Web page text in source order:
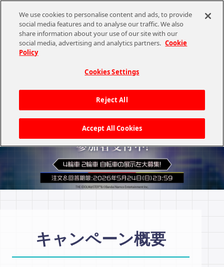
STORE マイページ
STAGE マイページ
STORE ゲーム STEAM®コードDL
CHANNEL STORE EVENT
グッズ
電子書籍
ASOBI TICKET ASOBI STAGE
キャンペーン概要
We use cookies to personalise content and ads, to provide
social media features and to analyse our traffic. We also
share information about your use of our site with our
social media, advertising and analytics partners. Cookie
Policy
Cookies Settings
Reject All
Accept All Cookies